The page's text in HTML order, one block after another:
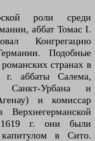
роли среди
аббат Томас I.
Конгрегацию
Подобные
странах в
аббаты Салема,
Санкт-Урбана и
и комиссар
Верхнегерманской
1619 г. они были
в Сито.